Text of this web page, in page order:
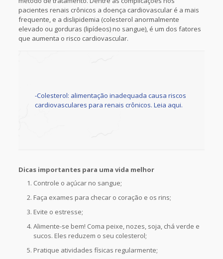
pacientes renais crônicos a doença cardiovascular é a mais
frequente, e a dislipidemia (colesterol anormalmente
elevado ou gorduras (lipídeos) no sangue), é um dos fatores
que aumenta o risco cardiovascular.
-Colesterol: alimentação inadequada causa riscos
cardiovasculares para renais crônicos. Leia aqui.
Dicas importantes para uma vida melhor
Controle o açúcar no sangue;
Faça exames para checar o coração e os rins;
Evite o estresse;
Alimente-se bem! Coma peixe, nozes, soja, chá verde e
sucos. Eles reduzem o seu colesterol;
Pratique atividades físicas regularmente;